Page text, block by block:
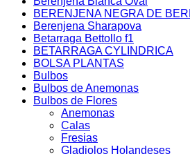
BERENJENA NEGRA DE
Berenjena Sharapova
Betarraga Bettollo f1
BETARRAGA CYLINDRICA
BOLSA PLANTAS
Bulbos
Bulbos de Anemonas
Bulbos de Flores
Anemonas
Calas
Fresias
Gladiolos Holandeses